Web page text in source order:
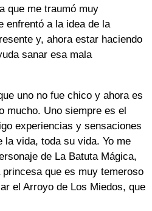
que me traumó muy
enfrentó a la idea de la
y, ahora estar haciendo
sanar esa mala
uno no fue chico y ahora es
mucho. Uno siempre es el
experiencias y sensaciones
la vida, toda su vida. Yo me
de La Batuta Mágica,
que es muy temeroso
el Arroyo de Los Miedos, que